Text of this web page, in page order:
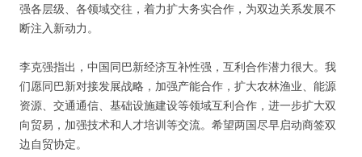
强各层级、各领域交往，着力扩大务实合作，为双边关系发展不
断注入新动力。
李克强指出，中国同巴新经济互补性强，互利合作潜力很大。我
们愿同巴新对接发展战略，加强产能合作，扩大农林渔业、能源
资源、交通通信、基础设施建设等领域互利合作，进一步扩大双
向贸易，加强技术和人才培训等交流。希望两国尽早启动商签双
边自贸协定。